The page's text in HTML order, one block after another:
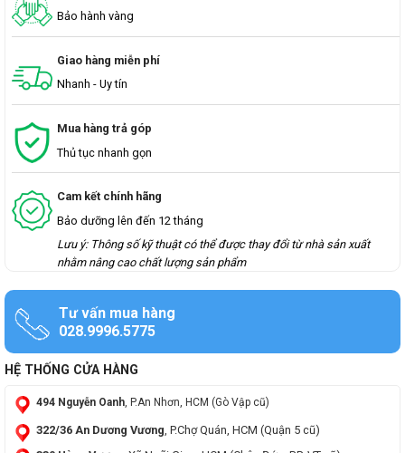
Bảo hành vàng
Giao hàng miễn phí
Nhanh - Uy tín
Mua hàng trả góp
Thủ tục nhanh gọn
Cam kết chính hãng
Bảo dưỡng lên đến 12 tháng
Lưu ý: Thông số kỹ thuật có thể được thay đổi từ nhà sản xuất
nhằm nâng cao chất lượng sản phẩm
Tư vấn mua hàng
028.9996.5775
HỆ THỐNG CỬA HÀNG
494 Nguyễn Oanh, P.An Nhơn, HCM (Gò Vập cũ)
322/36 An Dương Vương, P.Chợ Quán, HCM (Quận 5 cũ)